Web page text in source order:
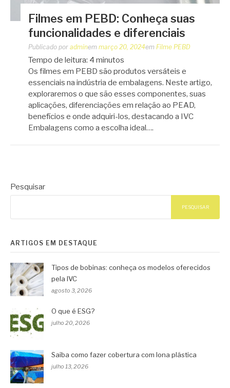
Filmes em PEBD: Conheça suas
funcionalidades e diferenciais
Publicado por adminem março 20, 2024em Filme PEBD
Tempo de leitura: 4 minutos
Os filmes em PEBD são produtos versáteis e
essenciais na indústria de embalagens. Neste artigo,
exploraremos o que são esses componentes, suas
aplicações, diferenciações em relação ao PEAD,
benefícios e onde adquiri-los, destacando a IVC
Embalagens como a escolha ideal….
Pesquisar
PESQUISAR
ARTIGOS EM DESTAQUE
Tipos de bobinas: conheça os modelos oferecidos
pela IVC
agosto 3, 2026
O que é ESG?
julho 20, 2026
Saiba como fazer cobertura com lona plástica
julho 13, 2026